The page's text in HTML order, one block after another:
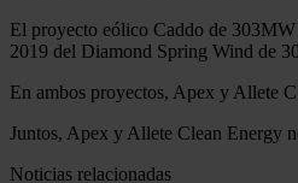
El proyecto eólico Caddo de
2019 del Diamond Spring Wind de
En ambos proyectos, Apex y Allete
Juntos, Apex y Allete Clean Energy
Noticias relacionadas